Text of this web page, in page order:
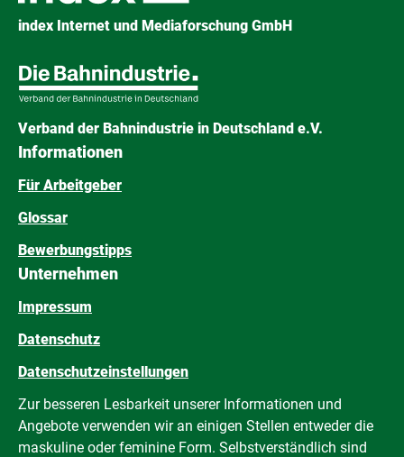
index Internet und Mediaforschung GmbH
Verband der Bahnindustrie in Deutschland e.V.
Informationen
Für Arbeitgeber
Glossar
Bewerbungstipps
Unternehmen
Impressum
Datenschutz
Datenschutzeinstellungen
Zur besseren Lesbarkeit unserer Informationen und
Angebote verwenden wir an einigen Stellen entweder die
maskuline oder feminine Form. Selbstverständlich sind